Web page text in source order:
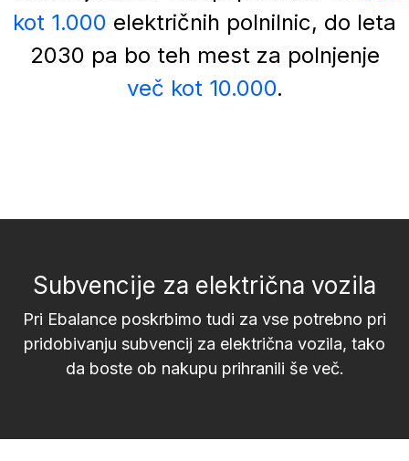
kot 1.000 električnih polnilnic, do leta
2030 pa bo teh mest za polnjenje
več kot 10.000.
Subvencije za električna vozila
Pri Ebalance poskrbimo tudi za vse potrebno pri
pridobivanju subvencij za električna vozila, tako
da boste ob nakupu prihranili še več.